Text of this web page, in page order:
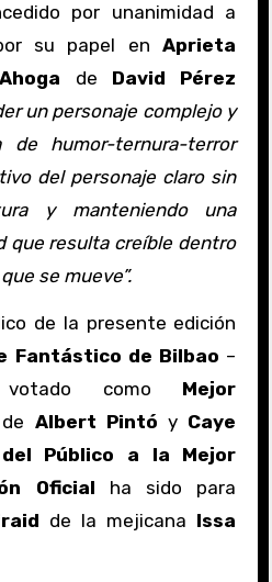
por unanimidad a
su papel enAprieta
de David Pérez
un personaje complejo y
de humor-ternura-terror
del personaje claro sin
y manteniendo una
que resulta creíble dentro
se mueve”.
de la presente edición
Fantástico de Bilbao –
como Mejor
de Albert Pintó y Caye
del Público a la Mejor
Oficial ha sido para
de la mejicana Issa